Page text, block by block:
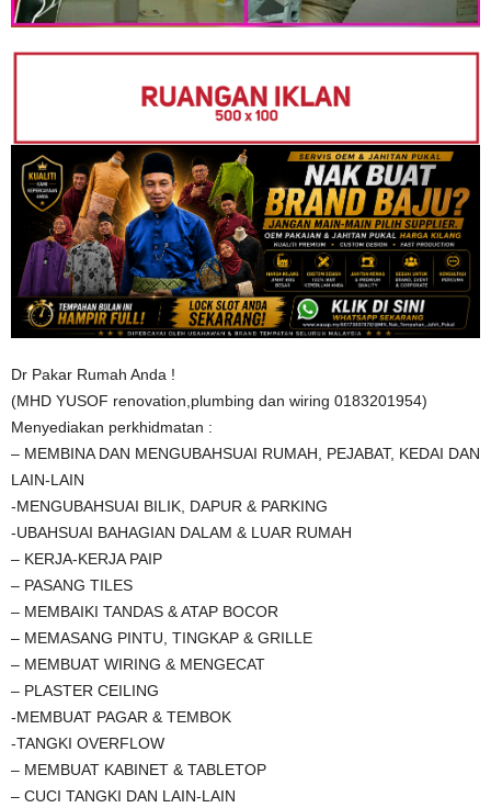
Dr Pakar Rumah Anda !
(MHD YUSOF renovation,plumbing dan wiring 0183201954)
Menyediakan perkhidmatan :
– MEMBINA DAN MENGUBAHSUAI RUMAH, PEJABAT, KEDAI DAN
LAIN-LAIN
-MENGUBAHSUAI BILIK, DAPUR & PARKING
-UBAHSUAI BAHAGIAN DALAM & LUAR RUMAH
– KERJA-KERJA PAIP
– PASANG TILES
– MEMBAIKI TANDAS & ATAP BOCOR
– MEMASANG PINTU, TINGKAP & GRILLE
– MEMBUAT WIRING & MENGECAT
– PLASTER CEILING
-MEMBUAT PAGAR & TEMBOK
-TANGKI OVERFLOW
– MEMBUAT KABINET & TABLETOP
– CUCI TANGKI DAN LAIN-LAIN